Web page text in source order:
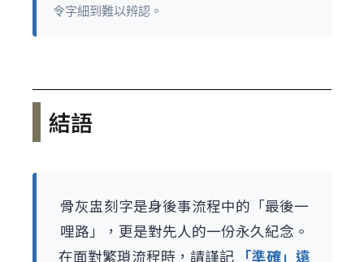
令字細到難以辨認。
結語
骨灰盅刻字是身後事流程中的「最後一
哩路」，更是對先人的一份永久紀念。
在面對繁瑣流程時，請謹記 「準確」遠